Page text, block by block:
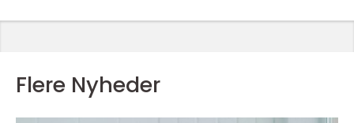
Flere Nyheder